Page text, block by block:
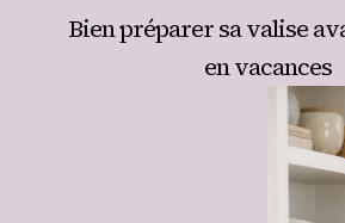
Bien préparer sa valise
en vacances